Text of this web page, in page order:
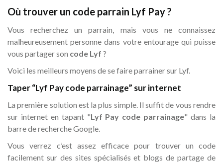
Où trouver un code parrain Lyf Pay ?
Vous recherchez un parrain, mais vous ne connaissez
malheureusement personne dans votre entourage qui puisse
vous partager son code Lyf ?
Voici les meilleurs moyens de se faire parrainer sur Lyf.
Taper “Lyf Pay code parrainage” sur internet
La première solution est la plus simple. Il suffit de vous rendre
sur internet en tapant "Lyf Pay code parrainage" dans la
barre de recherche Google.
Vous verrez c’est assez efficace pour trouver un code
facilement sur des sites spécialisés et blogs de partage de